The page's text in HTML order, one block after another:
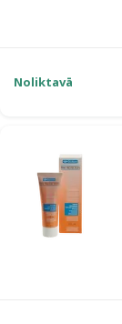
Noliktavā